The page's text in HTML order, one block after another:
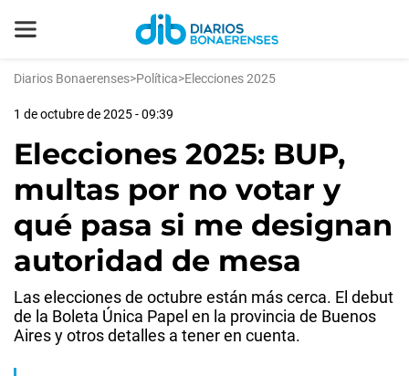
Diarios Bonaerenses>Política>Elecciones 2025
1 de octubre de 2025 - 09:39
Elecciones 2025: BUP,
multas por no votar y
qué pasa si me designan
autoridad de mesa
Las elecciones de octubre están más cerca. El debut
de la Boleta Única Papel en la provincia de Buenos
Aires y otros detalles a tener en cuenta.